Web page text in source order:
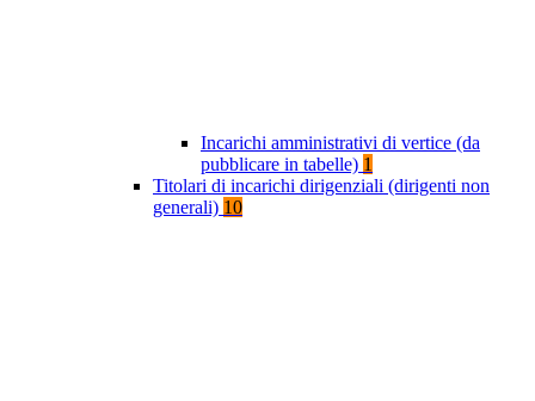
Incarichi amministrativi di vertice (da
pubblicare in tabelle) 1
Titolari di incarichi dirigenziali (dirigenti non
generali) 10